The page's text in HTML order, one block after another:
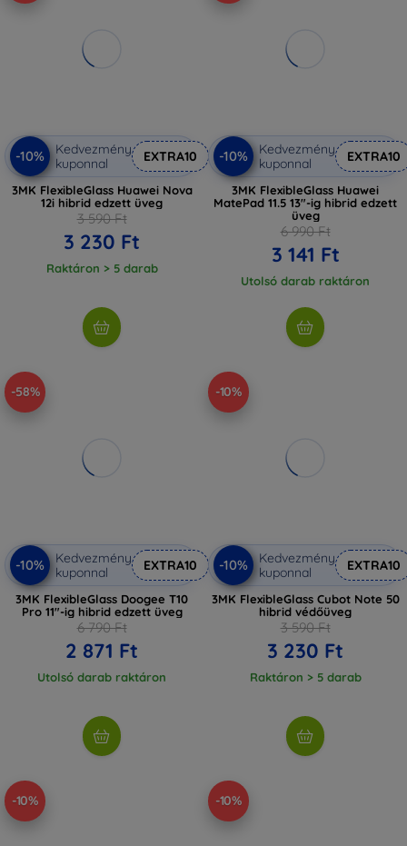
-10%
Kedvezmény
kuponnal
EXTRA10
3MK FlexibleGlass Huawei Nova
12i hibrid edzett üveg
3 590 Ft
3 230 Ft
Raktáron > 5 darab
-10%
Kedvezmény
kuponnal
EXTRA10
3MK FlexibleGlass Huawei
MatePad 11.5 13"-ig hibrid edzett
üveg
6 990 Ft
3 141 Ft
Utolsó darab raktáron
-58%
-10%
Kedvezmény
kuponnal
EXTRA10
3MK FlexibleGlass Doogee T10
Pro 11"-ig hibrid edzett üveg
6 790 Ft
2 871 Ft
Utolsó darab raktáron
-10%
-10%
Kedvezmény
kuponnal
EXTRA10
3MK FlexibleGlass Cubot Note 50
hibrid védőüveg
3 590 Ft
3 230 Ft
Raktáron > 5 darab
-10% -10%